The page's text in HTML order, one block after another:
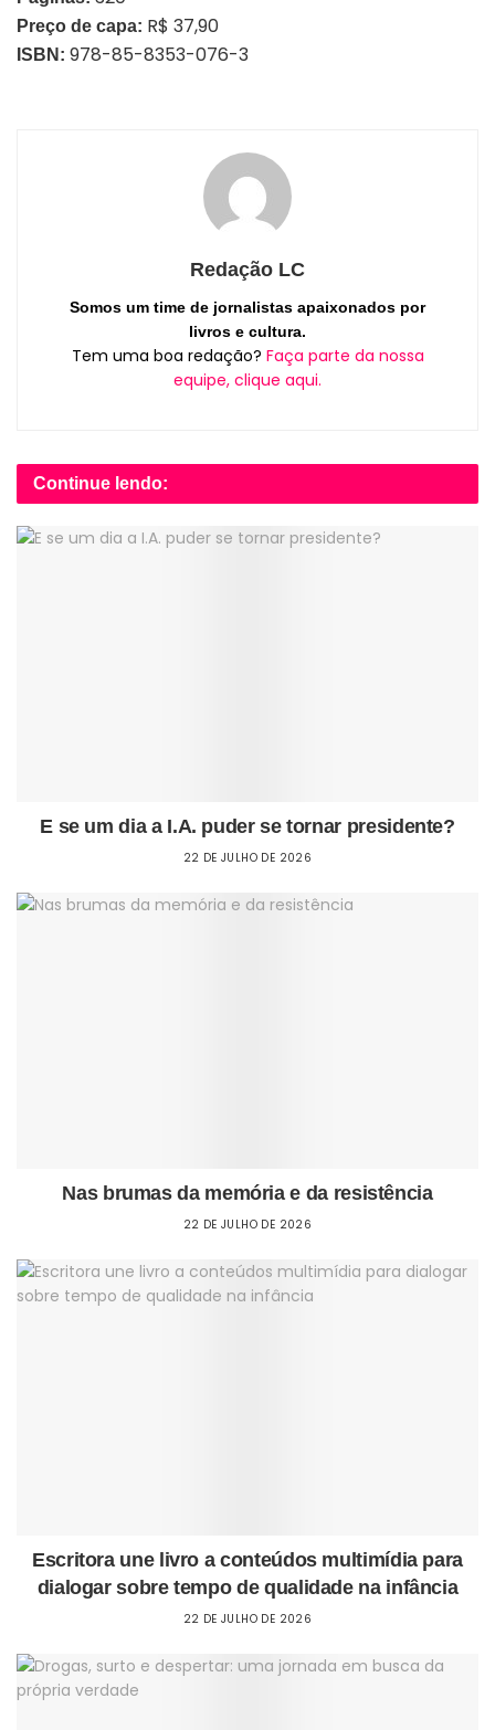
Preço de capa: R$ 37,90
ISBN: 978-85-8353-076-3
Redação LC
Somos um time de jornalistas apaixonados por
livros e cultura.
Tem uma boa redação? Faça parte da nossa
equipe, clique aqui.
Continue lendo:
E se um dia a I.A. puder se tornar presidente?
22 DE JULHO DE 2026
Nas brumas da memória e da resistência
22 DE JULHO DE 2026
Escritora une livro a conteúdos multimídia para
dialogar sobre tempo de qualidade na infância
22 DE JULHO DE 2026